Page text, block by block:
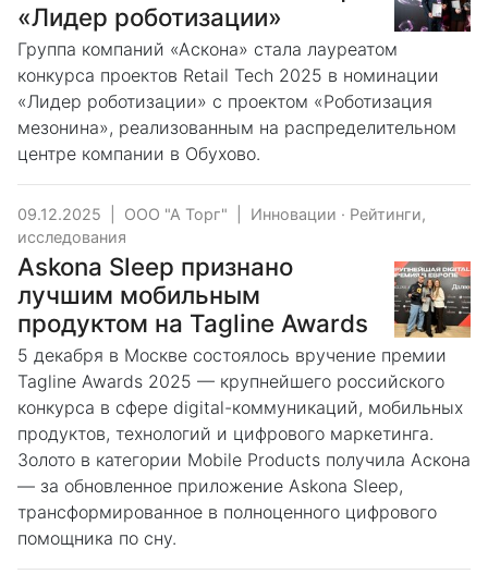
«Лидер роботизации»
Группа компаний «Аскона» стала лауреатом
конкурса проектов Retail Tech 2025 в номинации
«Лидер роботизации» с проектом «Роботизация
мезонина», реализованным на распределительном
центре компании в Обухово.
09.12.2025 ООО "А Торг" Инновации · Рейтинги,
исследования
Askona Sleep признано
лучшим мобильным
продуктом на Tagline Awards
5 декабря в Москве состоялось вручение премии
Tagline Awards 2025 — крупнейшего российского
конкурса в сфере digital-коммуникаций, мобильных
продуктов, технологий и цифрового маркетинга.
Золото в категории Mobile Products получила Аскона
— за обновленное приложение Askona Sleep,
трансформированное в полноценного цифрового
помощника по сну.